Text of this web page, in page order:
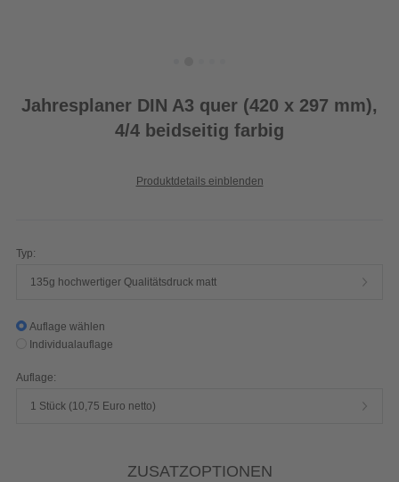
Jahresplaner DIN A3 quer (420 x 297 mm),
4/4 beidseitig farbig
Produktdetails einblenden
Typ:
135g hochwertiger Qualitätsdruck matt
Auflage wählen
Individualauflage
Auflage:
1 Stück (10,75 Euro netto)
ZUSATZOPTIONEN